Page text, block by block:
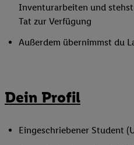
Inventurarbeiten und
Tat zur Verfügung
Außerdem übernimmst du
Dein Profil
Eingeschriebener Student